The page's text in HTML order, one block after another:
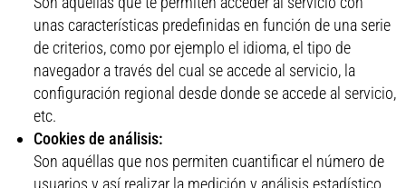
unas características predefinidas en función de una serie
de criterios, como por ejemplo el idioma, el tipo de
navegador a través del cual se accede al servicio, la
configuración regional desde donde se accede al servicio,
etc.
Cookies de análisis:
Son aquéllas que nos permiten cuantificar el número de
usuarios y así realizar la medición y análisis estadístico